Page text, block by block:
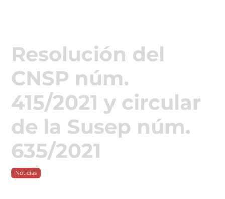
Resolución del
CNSP núm.
415/2021 y circular
de la Susep núm.
635/2021
Noticias